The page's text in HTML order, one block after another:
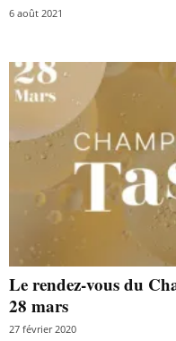
6 août 2021
Le rendez-vous du
28 mars
27 février 2020